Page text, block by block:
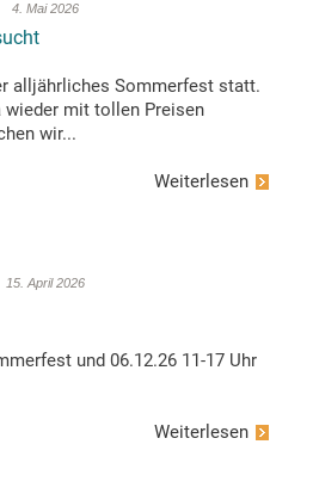
4. Mai 2026
alljährliches Sommerfest statt.
mit tollen Preisen
wir...
Weiterlesen
15. April 2026
und 06.12.26 11-17 Uhr
Weiterlesen